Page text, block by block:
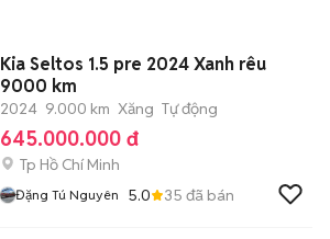
Kia Seltos 1.5 pre 2024 Xanh rêu
9000 km
2024 9.000 km Xăng Tự động
645.000.000 đ
Tp Hồ Chí Minh
Đặng Tú Nguyên 5.0 35 đã bán